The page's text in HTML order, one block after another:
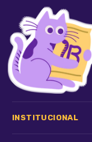
INSTITUCIONAL